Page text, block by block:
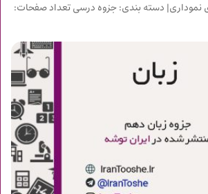
نموداری| دسته بندی: جزوه درسی تعداد صفحات: